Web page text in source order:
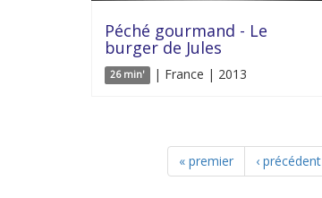
Péché gourmand - Le
burger de Jules
26 min' | France | 2013
« premier ‹ précédent